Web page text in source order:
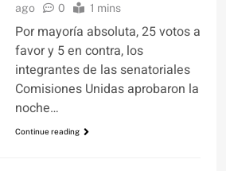
ago
0 1 mins
Por mayoría absoluta, 25 votos a
favor y 5 en contra, los
integrantes de las senatoriales
Comisiones Unidas aprobaron la
noche…
Continue reading